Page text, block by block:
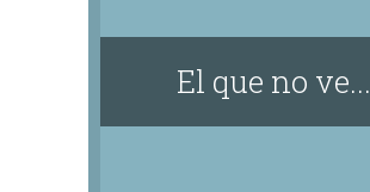
El que no ve...